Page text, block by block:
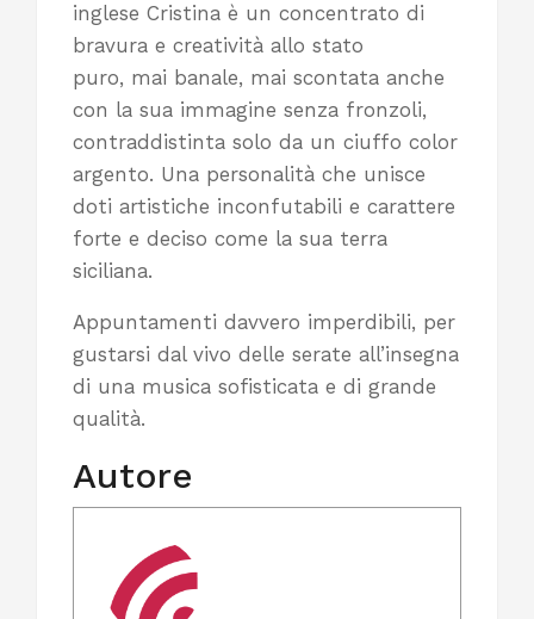
inglese Cristina è un concentrato di
bravura e creatività allo stato
puro, mai banale, mai scontata anche
con la sua immagine senza fronzoli,
contraddistinta solo da un ciuffo color
argento. Una personalità che unisce
doti artistiche inconfutabili e carattere
forte e deciso come la sua terra
siciliana.
Appuntamenti davvero imperdibili, per
gustarsi dal vivo delle serate all’insegna
di una musica sofisticata e di grande
qualità.
Autore